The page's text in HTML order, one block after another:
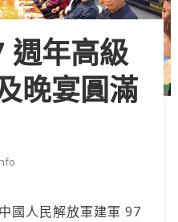
週年高級
晚宴圓滿
國人民解放軍建軍 97